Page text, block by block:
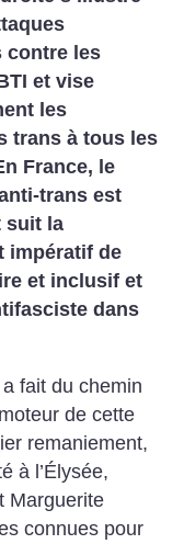
contre les
et vise
les
trans à tous les
France, le
trans est
suit la
impératif de
et inclusif et
dans
fait du chemin
de cette
remaniement,
à l’Élysée,
Marguerite
connues pour